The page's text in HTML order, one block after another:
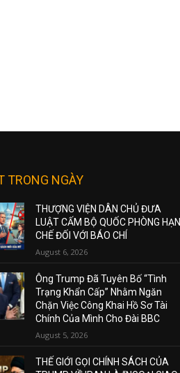
TRONG NGÀY
THƯỢNG VIỆN DÂN CHỦ ĐƯA
LUẬT CẤM BỘ QUỐC PHÒNG HẠN
CHẾ ĐỐI VỚI BÁO CHÍ
August 6, 2026
Ông Trump Đã Tuyên Bố “Tình
Trạng Khẩn Cấp” Nhằm Ngăn
Chặn Việc Công Khai Hồ Sơ Tài
Chính Của Mình Cho Đài BBC
August 5, 2026
THẾ GIỚI GỌI CHÍNH SÁCH CỦA